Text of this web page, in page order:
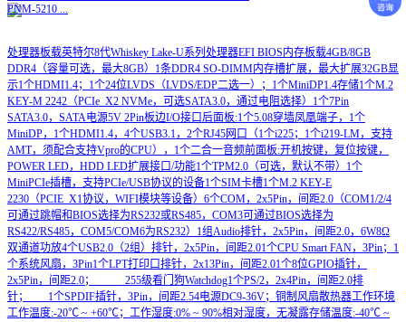
PNM-5210 ...
处理器板载英特尔8代Whiskey Lake-U系列处理器EFI BIOS内存板载4GB/8GB
DDR4（容量可选，最大8GB）1条DDR4 SO-DIMM内存槽扩展，最大扩展32GB显
示1个HDMI1.4；1个24位LVDS（LVDS/EDP二选一）；1个MiniDP1.4存储1个M.2
KEY-M 2242（PCIe_X2 NVMe，可选SATA3.0，通过电阻选择）1个7Pin
SATA3.0，SATA电源5V 2Pin板边I/O接口后面板:1个5.08穿墙凤凰端子，1个
MiniDP，1个HDMI1.4，4个USB3.1，2个RJ45网口（1个i225；1个i219-LM，支持
AMT，须配合支持Vpro的CPU），1个二合一音频前面板:开机按键，复位按键，
POWER LED，HDD LED扩展接口/功能1个TPM2.0（可选，默认不带）1个
MiniPCIe插槽，支持PCIe/USB协议的设备1个SIM卡槽1个M.2 KEY-E
2230（PCIE_X1协议，WIFI模块等设备）6个COM，2x5Pin，间距2.0（COM1/2/4
可通过跳帽和BIOS选择为RS232或RS485，COM3可通过BIOS选择为
RS422/RS485，COM5/COM6为RS232）1组Audio排针，2x5Pin，间距2.0，6W8Ω
双通道功放4个USB2.0（2组）排针，2x5Pin，间距2.01个CPU Smart FAN，3Pin；1
个系统风扇，3Pin1个LPT打印口排针，2x13Pin，间距2.01个8位GPIO插针，
2x5Pin，间距2.0； 255级看门狗Watchdog1个PS/2，2x4Pin，间距2.0排
针； 1个SPDIF插针，3Pin，间距2.54电源DC9-36V；铜制风扇散热器工作环境
工作温度:-20℃ ~ +60℃；工作湿度:0% ~ 90%相对湿度，无凝露存储温度:-40℃ ~